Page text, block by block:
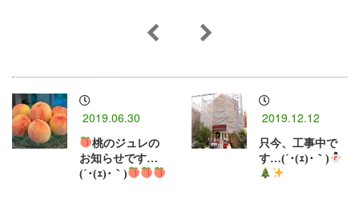
2019.06.30
桃のジュレの
お知らせです…
(´･(ｪ)･｀)
2019.12.12
只今、工事中で
す…(´･(ｪ)･｀)